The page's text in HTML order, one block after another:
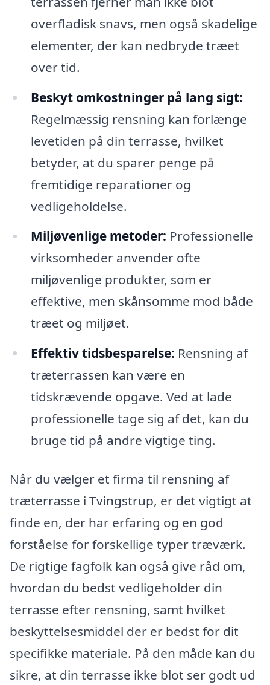
overfladisk snavs, men også skadelige
elementer, der kan nedbryde træet
over tid.
Beskyt omkostninger på lang sigt:
Regelmæssig rensning kan forlænge
levetiden på din terrasse, hvilket
betyder, at du sparer penge på
fremtidige reparationer og
vedligeholdelse.
Miljøvenlige metoder: Professionelle
virksomheder anvender ofte
miljøvenlige produkter, som er
effektive, men skånsomme mod både
træet og miljøet.
Effektiv tidsbesparelse: Rensning af
træterrassen kan være en
tidskrævende opgave. Ved at lade
professionelle tage sig af det, kan du
bruge tid på andre vigtige ting.
Når du vælger et firma til rensning af
træterrasse i Tvingstrup, er det vigtigt at
finde en, der har erfaring og en god
forståelse for forskellige typer træværk.
De rigtige fagfolk kan også give råd om,
hvordan du bedst vedligeholder din
terrasse efter rensning, samt hvilket
beskyttelsesmiddel der er bedst for dit
specifikke materiale. På den måde kan du
sikre, at din terrasse ikke blot ser godt ud